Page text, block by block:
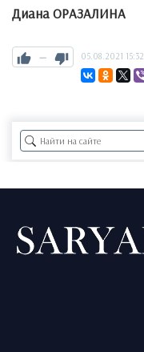
Диана ОРАЗАЛИНА
— 05.08.2021 15:32